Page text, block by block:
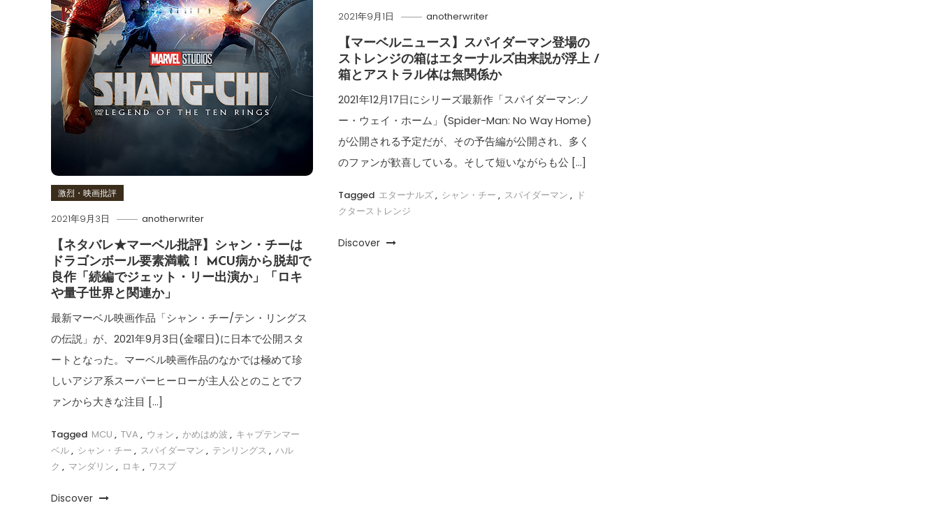
激烈・映画批評
2021年9月3日 anotherwriter
【ネタバレ★マーベル批評】シャン・チーは
ドラゴンボール要素満載！ MCU病から脱却で
良作「続編でジェット・リー出演か」「ロキ
や量子世界と関連か」
最新マーベル映画作品「シャン・チー/テン・リングス
の伝説」が、2021年9月3日(金曜日)に日本で公開スタ
ートとなった。マーベル映画作品のなかでは極めて珍
しいアジア系スーパーヒーローが主人公とのことでフ
ァンから大きな注目 […]
Tagged MCU , TVA , ウォン , かめはめ波 , キャプテンマー
ベル, シャン・チー , スパイダーマン , テンリングス , ハル
ク , マンダリン , ロキ , ワスプ
Discover
2021年9月1日 anotherwriter
【マーベルニュース】スパイダーマン登場の
ストレンジの箱はエターナルズ由来説が浮上 /
箱とアストラル体は無関係か
2021年12月17日にシリーズ最新作「スパイダーマン:ノ
ー・ウェイ・ホーム」(Spider-Man: No Way Home)
が公開される予定だが、その予告編が公開され、多く
のファンが歓喜している。そして短いながらも公 […]
Tagged エターナルズ, シャン・チー , スパイダーマン , ド
クターストレンジ
Discover